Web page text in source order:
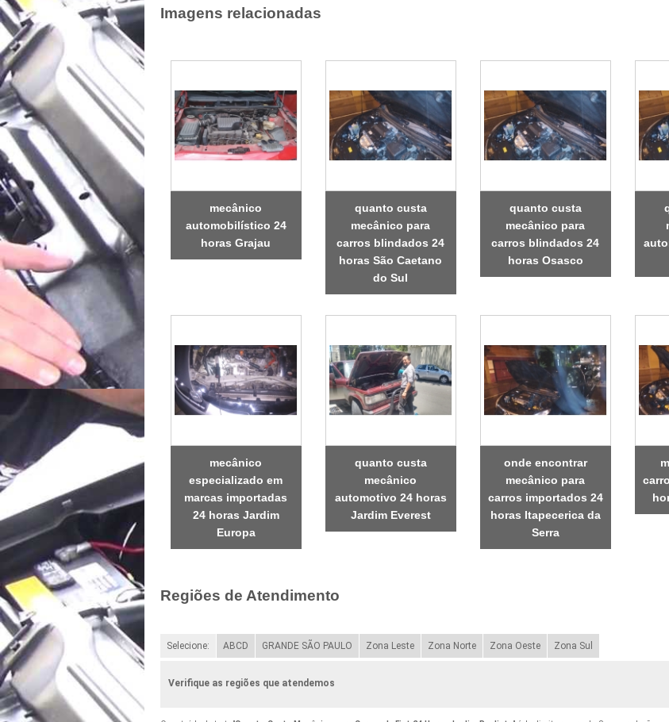
Imagens relacionadas
mecânico
automobilístico 24
horas Grajau
quanto custa
mecânico para
carros blindados 24
horas São Caetano
do Sul
quanto custa
mecânico para
carros blindados 24
horas Osasco
mecânico
especializado em
marcas importadas
24 horas Jardim
Europa
quanto custa
mecânico
automotivo 24 horas
Jardim Everest
onde encontrar
mecânico para
carros importados 24
horas Itapecerica da
Serra
Regiões de Atendimento
Selecione: ABCD GRANDE SÃO PAULO Zona Leste Zona Norte Zona Oeste Zona Sul
Verifique as regiões que atendemos